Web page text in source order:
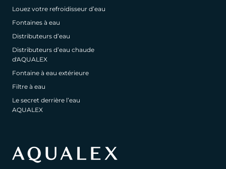
Louez votre refroidisseur d’eau
Fontaines à eau
Distributeurs d’eau
Distributeurs d’eau chaude
d'AQUALEX
Fontaine à eau extérieure
Filtre à eau
Le secret derrière l’eau
AQUALEX